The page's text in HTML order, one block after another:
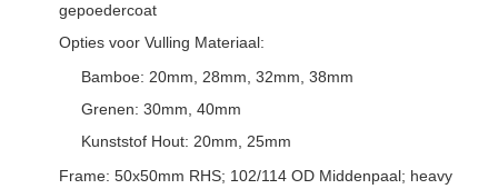
gepoedercoat
Opties voor Vulling Materiaal:
Bamboe: 20mm, 28mm, 32mm, 38mm
Grenen: 30mm, 40mm
Kunststof Hout: 20mm, 25mm
Frame: 50x50mm RHS; 102/114 OD Middenpaal; heavy